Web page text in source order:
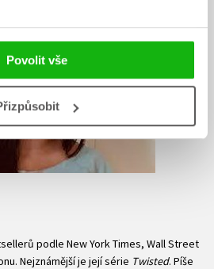
Povolit vše
podle New York Times, Wall Street
Nejznámější je její série Twisted. Píše